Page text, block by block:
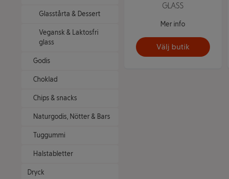
Glasstårta & Dessert
Vegansk & Laktosfri
glass
Godis
Choklad
Chips & snacks
Naturgodis, Nötter & Bars
Tuggummi
Halstabletter
Dryck
GLASS
Mer info
Välj butik